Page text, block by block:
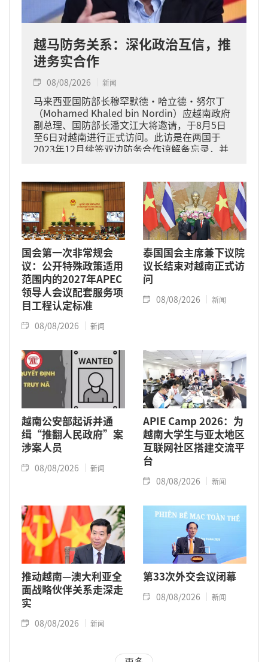
越马防务关系：深化政治互信，推
进务实合作
08/08/2026 新闻
马来西亚国防部长穆罕默德·哈立德·努尔丁
（Mohamed Khaled bin Nordin）应越南政府
副总理、国防部长潘文江大将邀请，于8月5日
至6日对越南进行正式访问。此访是在两国于
2023年12月续签双边防务合作谅解备忘录，并
国会第一次非常规会
议：公开特殊政策适用
范围内的2027年APEC
领导人会议配套服务项
目工程认定标准
08/08/2026 新闻
泰国国会主席兼下议院
议长结束对越南正式访
问
08/08/2026 新闻
越南公安部起诉并通
缉“推翻人民政府”案
涉案人员
08/08/2026 新闻
APIE Camp 2026：为
越南大学生与亚太地区
互联网社区搭建交流平
台
08/08/2026 新闻
推动越南—澳大利亚全
面战略伙伴关系走深走
实
08/08/2026 新闻
第33次外交会议闭幕
08/08/2026 新闻